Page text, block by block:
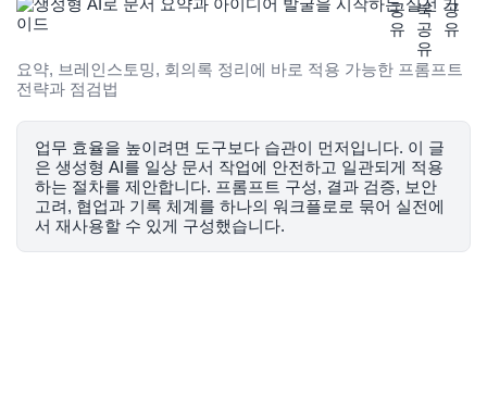
요약, 브레인스토밍, 회의록 정리에 바로 적용 가능한 프롬프트
전략과 점검법
업무 효율을 높이려면 도구보다 습관이 먼저입니다. 이 글
은 생성형 AI를 일상 문서 작업에 안전하고 일관되게 적용
하는 절차를 제안합니다. 프롬프트 구성, 결과 검증, 보안
고려, 협업과 기록 체계를 하나의 워크플로로 묶어 실전에
서 재사용할 수 있게 구성했습니다.